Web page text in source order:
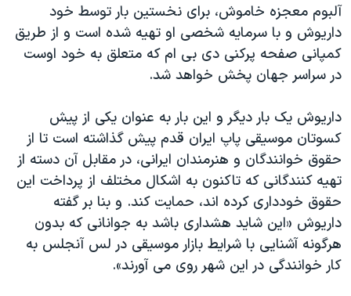
اسرائیل در جنگ
گالری عکس
آرشیو پخش زنده
ورزش زنان در ایران
اعتراضات زن، زندگی، آزادی
مجموعه مستندهای دادخواهی
تریبونال مردمی آبان ۹۸
دادگاه حمید نوری
چهل سال گروگان‌گیری
قانون شفافیت دارائی کادر رهبری ایران
اعتراضات مردمی آبان ۹۸
اسرائیل در جنگ
زبانهای مختلف
آلبوم معجزه خاموش، برای نخستین بار توسط خود
داریوش و با سرمایه شخصی او تهیه شده است و از طریق
کمپانی صفحه پرکنی دی بی ام که متعلق به خود اوست
در سراسر جهان پخش خواهد شد.
داریوش یک بار دیگر و این بار به عنوان یکی از پیش
کسوتان موسیقی پاپ ایران قدم پیش گذاشته است تا از
حقوق خوانندگان و هنرمندان ایرانی، در مقابل آن دسته از
تهیه کنندگانی که تاکنون به اشکال مختلف از پرداخت این
حقوق خودداری کرده اند، حمایت کند. و بنا بر گفته
داریوش «این شاید هشداری باشد به جوانانی که بدون
هرگونه آشنایی با شرایط بازار موسیقی در لس آنجلس به
کار خوانندگی در این شهر روی می آورند».